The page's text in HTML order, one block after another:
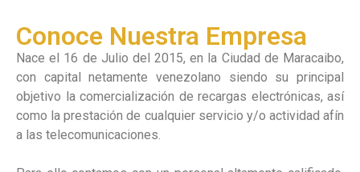
Conoce Nuestra Empresa
Nace el 16 de Julio del 2015, en la Ciudad de Maracaibo,
con capital netamente venezolano siendo su principal
objetivo la comercialización de recargas electrónicas, así
como la prestación de cualquier servicio y/o actividad afín
a las telecomunicaciones.